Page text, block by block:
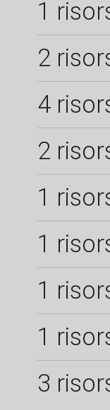
1
2
4
2
1
1
1
1
3